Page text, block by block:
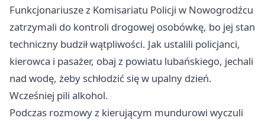
Funkcjonariusze z Komisariatu Policji w Nowogrodźcu
zatrzymali do kontroli drogowej osobówkę, bo jej stan
techniczny budził wątpliwości. Jak ustalili policjanci,
kierowca i pasażer, obaj z powiatu lubańskiego, jechali
nad wodę, żeby schłodzić się w upalny dzień.
Wcześniej pili alkohol.
Podczas rozmowy z kierującym mundurowi wyczuli